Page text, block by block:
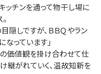
ッチンを通って物干し場に
隠しですが、ＢＢＱやラン
っています」
価値観を掛け合わせて仕
継がれていく、温故知新を